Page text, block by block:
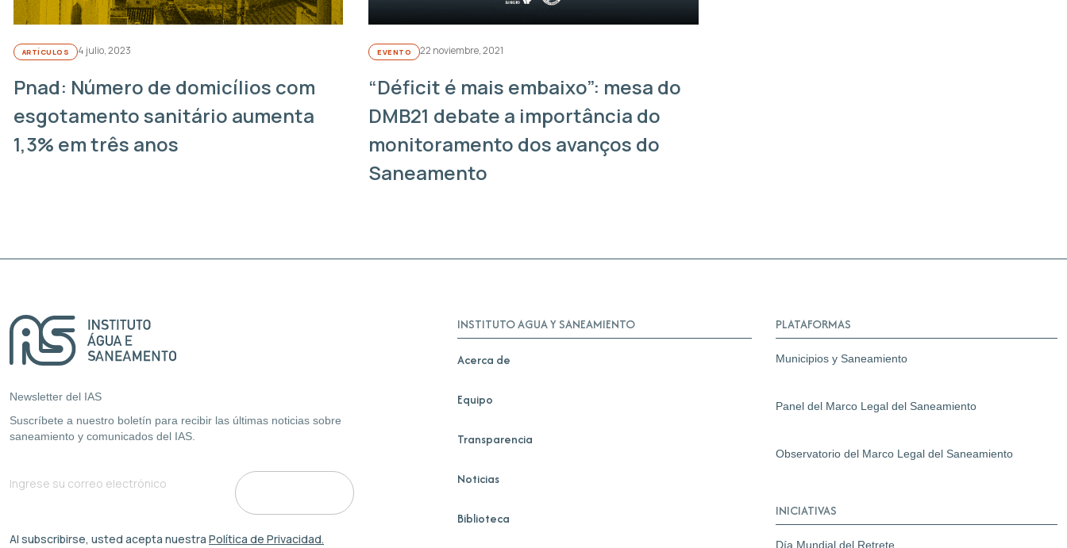
ARTÍCULOS 4 julio, 2023
Pnad: Número de domicílios com
esgotamento sanitário aumenta
1,3% em três anos
EVENTO 22 noviembre, 2021
“Déficit é mais embaixo”: mesa do
DMB21 debate a importância do
monitoramento dos avanços do
Saneamento
Newsletter del IAS
Suscríbete a nuestro boletín para recibir las últimas noticias sobre
saneamiento y comunicados del IAS.
Al subscribirse, usted acepta nuestra Política de Privacidad.
INSTITUTO AGUA Y SANEAMIENTO
Acerca de
Equipo
Transparencia
Noticias
Biblioteca
PLATAFORMAS
Municipios y Saneamiento
Panel del Marco Legal del Saneamiento
Observatorio del Marco Legal del Saneamiento
INICIATIVAS
Día Mundial del Retrete